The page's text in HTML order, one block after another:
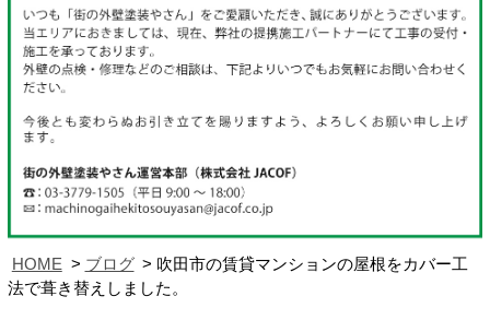
HOME ブログ
吹田市の賃貸マンションの屋根をカバー工
法で葺き替えしました。